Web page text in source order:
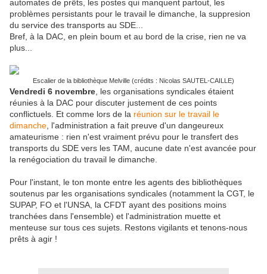
automates de prêts, les postes qui manquent partout, les
problèmes persistants pour le travail le dimanche, la suppresion
du service des transports au SDE...
Bref, à la DAC, en plein boum et au bord de la crise, rien ne va
plus...
Escalier de la bibliothèque Melville (crédits : Nicolas SAUTEL-CAILLE)
Vendredi 6 novembre , les organisations syndicales étaient
réunies à la DAC pour discuter justement de ces points
conflictuels. Et comme lors de la réunion sur le travail le
dimanche , l'administration a fait preuve d'un dangeureux
amateurisme : rien n'est vraiment prévu pour le transfert des
transports du SDE vers les TAM, aucune date n'est avancée pour
la renégociation du travail le dimanche.
Pour l'instant, le ton monte entre les agents des bibliothèques
soutenus par les organisations syndicales (notamment la CGT, le
SUPAP, FO et l'UNSA, la CFDT ayant des positions moins
tranchées dans l'ensemble) et l'administration muette et
menteuse sur tous ces sujets. Restons vigilants et tenons-nous
prêts à agir !